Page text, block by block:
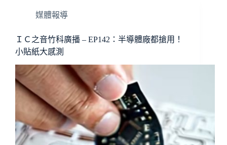
媒體報導
ＩＣ之音竹科廣播 – EP142：半導體廠都搶用！
小貼紙大感測